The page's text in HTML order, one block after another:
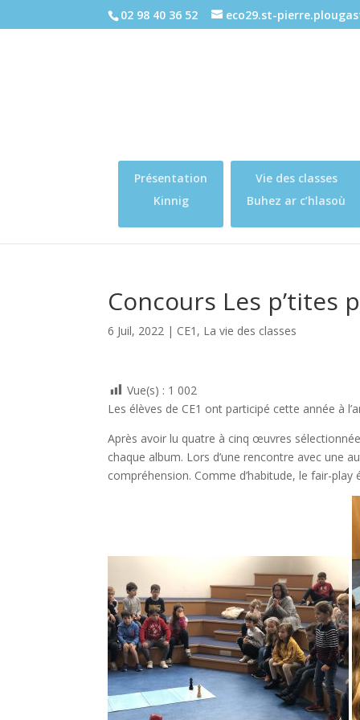
02 98 40 36 52 eco29.st-
Présentation
Kinnig
Vie des classes
Buhez ar c’hlasoù
Concours Les p’tites
6 Juil, 2022 | CE1 , La vie des classes
Vue(s) : 1 002
Les élèves de CE1 ont participé cette année à
Après avoir lu quatre à cinq œuvres
chaque album. Lors d’une rencontre avec une
compréhension. Comme d’habitude, le fair-play